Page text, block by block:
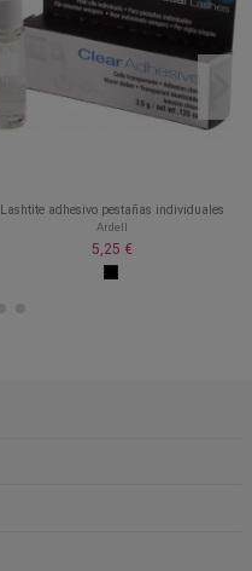
Lashtite adhesivo pestañas individuales
Ardell
5,25 €